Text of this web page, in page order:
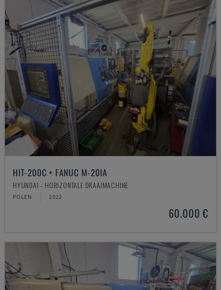
HIT-200C + FANUC M-20IA
HYUNDAI - HORIZONTALE DRAAIMACHINE
POLEN 2022
60.000 €